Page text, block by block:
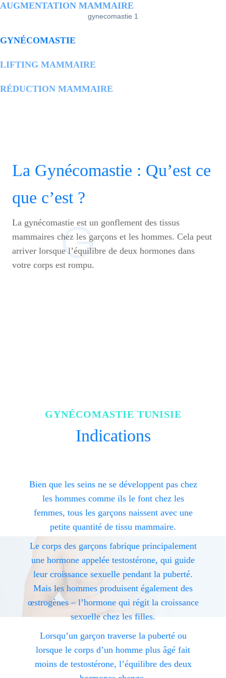
AUGMENTATION MAMMAIRE
gynecomastie 1
GYNÉCOMASTIE
LIFTING MAMMAIRE
RÉDUCTION MAMMAIRE
La Gynécomastie : Qu’est ce
que c’est ?
La gynécomastie est un gonflement des tissus
mammaires chez les garçons et les hommes. Cela peut
arriver lorsque l’équilibre de deux hormones dans
votre corps est rompu.
GYNÉCOMASTIE TUNISIE
Indications
Bien que les seins ne se développent pas chez
les hommes comme ils le font chez les
femmes, tous les garçons naissent avec une
petite quantité de tissu mammaire.
Le corps des garçons fabrique principalement
une hormone appelée testostérone, qui guide
leur croissance sexuelle pendant la puberté.
Mais les hommes produisent également des
œstrogènes – l’hormone qui régit la croissance
sexuelle chez les filles.
Lorsqu’un garçon traverse la puberté ou
lorsque le corps d’un homme plus âgé fait
moins de testostérone, l’équilibre des deux